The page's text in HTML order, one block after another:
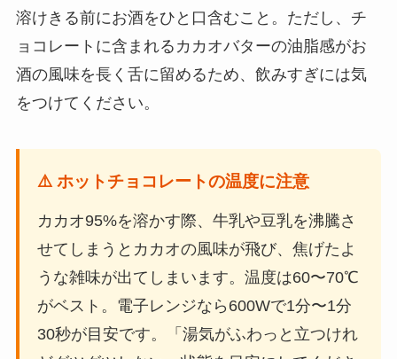
溶けきる前にお酒をひと口含むこと。ただし、チ
ョコレートに含まれるカカオバターの油脂感がお
酒の風味を長く舌に留めるため、飲みすぎには気
をつけてください。
⚠️ ホットチョコレートの温度に注意
カカオ95%を溶かす際、牛乳や豆乳を沸騰さ
せてしまうとカカオの風味が飛び、焦げたよ
うな雑味が出てしまいます。温度は60〜70℃
がベスト。電子レンジなら600Wで1分〜1分
30秒が目安です。「湯気がふわっと立つけれ